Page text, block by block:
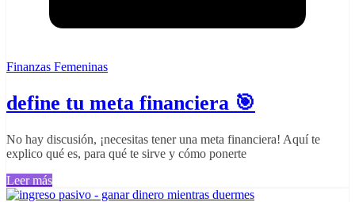
Finanzas Femeninas
define tu meta financiera 🎯
No hay discusión, ¡necesitas tener una meta financiera! Aquí te
explico qué es, para qué te sirve y cómo ponerte
Leer más